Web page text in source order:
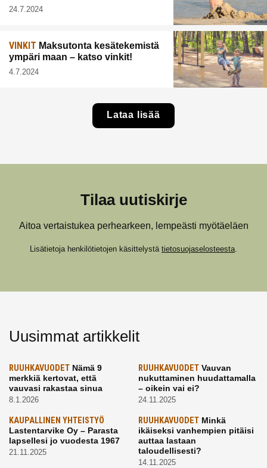
24.7.2024
VINKIT Maksutonta kesätekemistä
ympäri maan – katso vinkit!
4.7.2024
Lataa lisää
Tilaa uutiskirje
Aitoa vertaistukea perhearkeen, lempeästi myötäeläen
Lisätietoja henkilötietojen käsittelystä tietosuojaselosteesta.
Uusimmat artikkelit
RUUHKAVUODET Nämä 9
merkkiä kertovat, että
vauvasi rakastaa sinua
8.1.2026
RUUHKAVUODETVauvan
nukuttaminen huudattamalla
– oikein vai ei?
24.11.2025
KAUPALLINEN YHTEISTYÖ
Lastentarvike Oy – Parasta
lapsellesi jo vuodesta 1967
21.11.2025
RUUHKAVUODETMinkä
ikäiseksi vanhempien pitäisi
auttaa lastaan
taloudellisesti?
14.11.2025